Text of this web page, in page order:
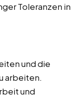
Toleranzen in
und die
arbeiten.
und